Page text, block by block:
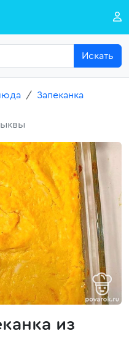
Искать
Запеканка
из